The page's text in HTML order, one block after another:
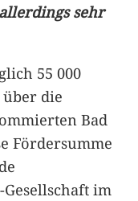
sehr
55 000
die
Bad
Fördersumme
im